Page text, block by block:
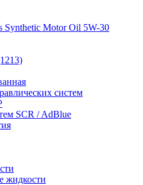
Synthetic Motor Oil 5W-30
систем
SCR / AdBlue
жидкости